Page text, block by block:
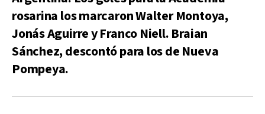
rosarina los marcaron Walter Montoya,
Jonás Aguirre y Franco Niell. Braian
Sánchez, descontó para los de Nueva
Pompeya.